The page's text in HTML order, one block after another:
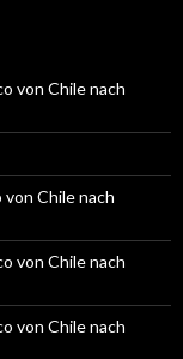
von Chile nach
von Chile nach
von Chile nach
von Chile nach